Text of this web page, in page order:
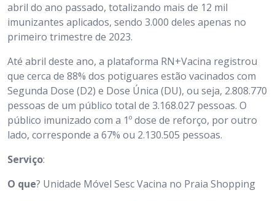
abril do ano passado, totalizando mais de 12 mil
imunizantes aplicados, sendo 3.000 deles apenas no
primeiro trimestre de 2023.
Até abril deste ano, a plataforma RN+Vacina registrou
que cerca de 88% dos potiguares estão vacinados com
Segunda Dose (D2) e Dose Única (DU), ou seja, 2.808.770
pessoas de um público total de 3.168.027 pessoas. O
público imunizado com a 1º dose de reforço, por outro
lado, corresponde a 67% ou 2.130.505 pessoas.
Serviço:
O que? Unidade Móvel Sesc Vacina no Praia Shopping